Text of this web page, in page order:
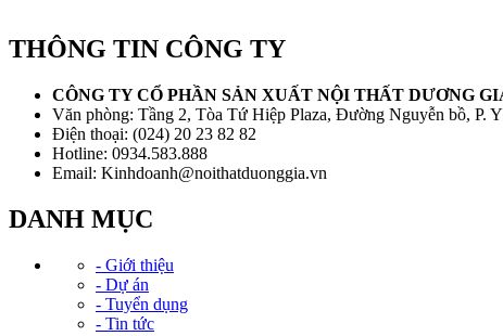
THÔNG TIN CÔNG TY
CÔNG TY CỔ PHẦN SẢN XUẤT NỘI THẤT DƯƠNG
Văn phòng: Tầng 2, Tòa Tứ Hiệp Plaza, Đường Nguyễn bồ, P.
Điện thoại: (024) 20 23 82 82
Hotline: 0934.583.888
Email: Kinhdoanh@noithatduonggia.vn
DANH MỤC
- Giới thiệu
- Dự án
- Tuyển dụng
- Tin tức